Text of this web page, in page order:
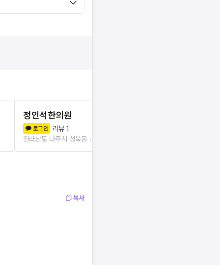
정인석한의원
로그인 리뷰 1
전라남도 나주시 성북동
복사